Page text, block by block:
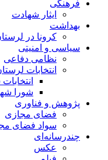
فرهنگی
ایثار شهادت
بهداشت
کرونا در
سیاسی و امنیتی
نظامی دفاعی
انتخابات
شورا
پژوهش و فناوری
فضای مجازی
سواد فضای
چندرسانه‌ای
عكس